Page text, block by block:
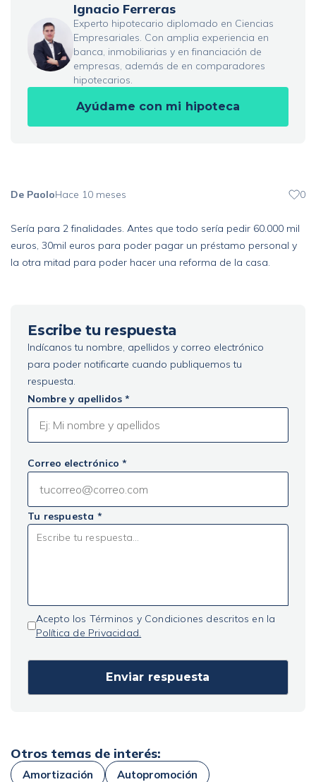
Ignacio Ferreras
Experto hipotecario diplomado en Ciencias
Empresariales. Con amplia experiencia en
banca, inmobiliarias y en financiación de
empresas, además de en comparadores
hipotecarios.
Ayúdame con mi hipoteca
De PaoloHace 10 meses 0
Sería para 2 finalidades. Antes que todo sería pedir 60.000 mil
euros, 30mil euros para poder pagar un préstamo personal y
la otra mitad para poder hacer una reforma de la casa.
Escribe tu respuesta
Indícanos tu nombre, apellidos y correo electrónico
para poder notificarte cuando publiquemos tu
respuesta.
Nombre y apellidos *
Correo electrónico *
Tu respuesta *
Acepto los Términos y Condiciones descritos en la
Política de Privacidad.
Otros temas de interés:
Amortización Autopromoción